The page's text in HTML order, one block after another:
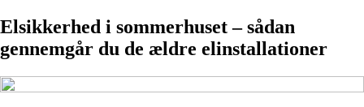
Elsikkerhed i sommerhuset – sådan
gennemgår du de ældre elinstallationer